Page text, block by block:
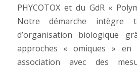
PHYCOTOX et du GdR «
Notre démarche intègre
d’organisation biologique
approches « omiques » en
association avec des